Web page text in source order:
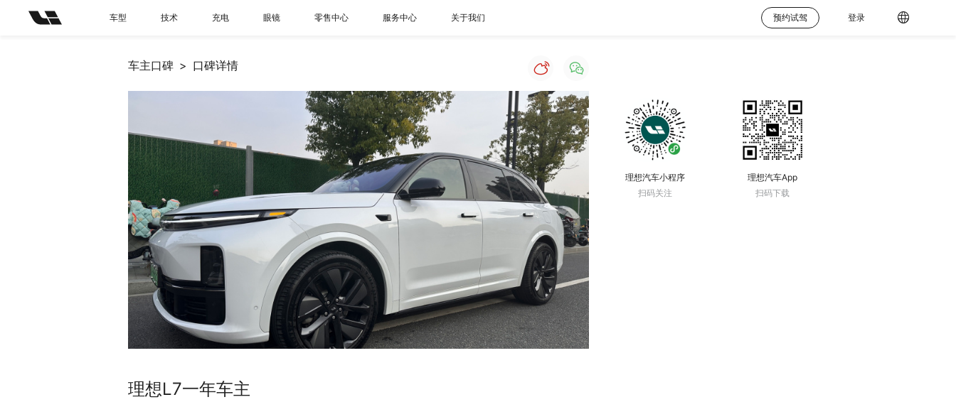
车型 技术 充电 眼镜 零售中心 服务中心 关于我们 预约试驾 登录
车主口碑 口碑详情
理想L7一年车主
理想汽车小程序
扫码关注
理想汽车App
扫码下载